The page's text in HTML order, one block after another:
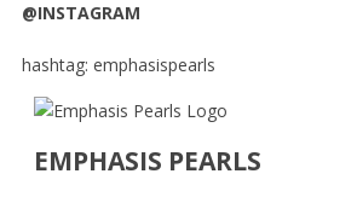
@INSTAGRAM
hashtag: emphasispearls
EMPHASIS PEARLS